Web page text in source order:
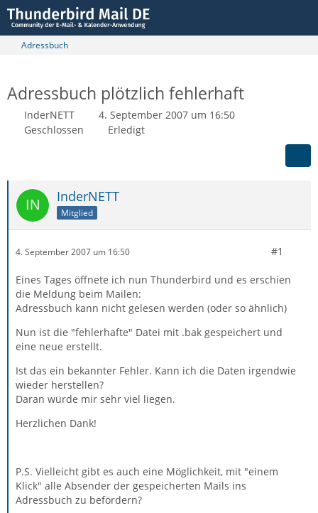
Adressbuch
Adressbuch plötzlich fehlerhaft
InderNETT
4. September 2007 um 16:50
Geschlossen
Erledigt
InderNETT
Mitglied
4. September 2007 um 16:50 #1
Eines Tages öffnete ich nun Thunderbird und es erschien
die Meldung beim Mailen:
Adressbuch kann nicht gelesen werden (oder so ähnlich)
Nun ist die "fehlerhafte" Datei mit .bak gespeichert und
eine neue erstellt.
Ist das ein bekannter Fehler. Kann ich die Daten irgendwie
wieder herstellen?
Daran würde mir sehr viel liegen.
Herzlichen Dank!
P.S. Vielleicht gibt es auch eine Möglichkeit, mit "einem
Klick" alle Absender der gespeicherten Mails ins
Adressbuch zu befördern?